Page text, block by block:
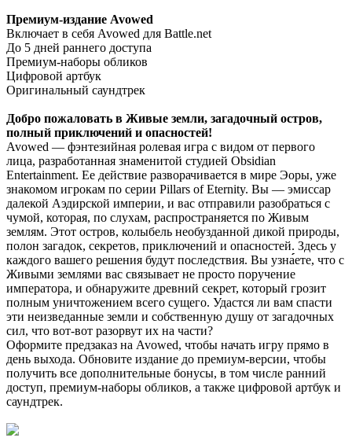
Премиум-издание Avowed
Включает в себя Avowed для Battle.net
До 5 дней раннего доступа
Премиум-наборы обликов
Цифровой артбук
Оригинальный саундтрек
Добро пожаловать в Живые земли, загадочный остров,
полный приключений и опасностей!
Avowed — фэнтезийная ролевая игра с видом от первого
лица, разработанная знаменитой студией Obsidian
Entertainment. Ее действие разворачивается в мире Эоры, уже
знакомом игрокам по серии Pillars of Eternity. Вы — эмиссар
далекой Аэдирской империи, и вас отправили разобраться с
чумой, которая, по слухам, распространяется по Живым
землям. Этот остров, колыбель необузданной дикой природы,
полон загадок, секретов, приключений и опасностей. Здесь у
каждого вашего решения будут последствия. Вы узна́́́ете, что с
Живыми землями вас связывает не просто поручение
императора, и обнаружите древний секрет, который грозит
полным уничтожением всего сущего. Удастся ли вам спасти
эти неизведанные земли и собственную душу от загадочных
сил, что вот-вот разорвут их на части?
Оформите предзаказ на Avowed, чтобы начать игру прямо в
день выхода. Обновите издание до премиум-версии, чтобы
получить все дополнительные бонусы, в том числе ранний
доступ, премиум-наборы обликов, а также цифровой артбук и
саундтрек.